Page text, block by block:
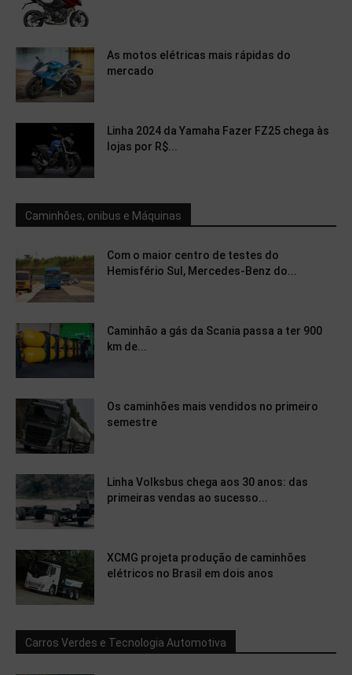
As motos elétricas mais rápidas do
mercado
Linha 2024 da Yamaha Fazer FZ25 chega às
lojas por R$...
Caminhões, onibus e Máquinas
Com o maior centro de testes do
Hemisfério Sul, Mercedes-Benz do...
Caminhão a gás da Scania passa a ter 900
km de...
Os caminhões mais vendidos no primeiro
semestre
Linha Volksbus chega aos 30 anos: das
primeiras vendas ao sucesso...
XCMG projeta produção de caminhões
elétricos no Brasil em dois anos
Carros Verdes e Tecnologia Automotiva